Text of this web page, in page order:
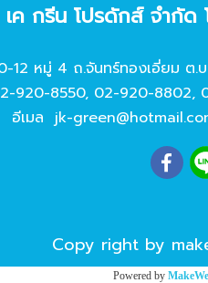
เค กรีน โปรดักส์ จํากั
12 หมู่ 4 ถ.จันทร์ทองเอี่ยม ต.
920-8550, 02-920-8802,
อีเมล jk-
Copy right by
Powered by